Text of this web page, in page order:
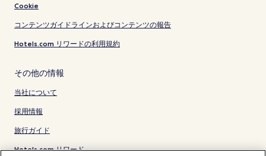
Cookie
コンテンツガイドラインおよびコンテンツの報告
Hotels.com リワードの利用規約
その他の情報
当社について
採用情報
旅行ガイド
Hotels.com リワード